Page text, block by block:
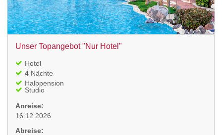
Unser Topangebot "Nur Hotel"
Hotel
4 Nächte
Halbpension
Studio
Anreise:
16.12.2026
Abreise: